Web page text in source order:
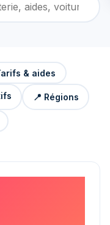
& aides
📍 Régions